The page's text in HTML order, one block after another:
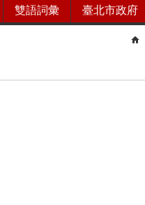
雙語詞彙 臺北市政府